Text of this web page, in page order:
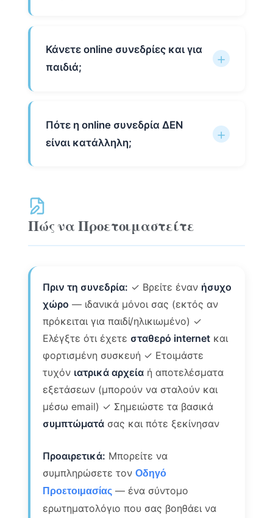
Κάνετε online συνεδρίες και για
παιδιά;
Πότε η online συνεδρία ΔΕΝ
είναι κατάλληλη;
Πώς να Προετοιμαστείτε
Πριν τη συνεδρία: ✓ Βρείτε έναν ήσυχο
χώρο — ιδανικά μόνοι σας (εκτός αν
πρόκειται για παιδί/ηλικιωμένο) ✓
Ελέγξτε ότι έχετε σταθερό internet και
φορτισμένη συσκευή ✓ Ετοιμάστε
τυχόν ιατρικά αρχεία ή αποτελέσματα
εξετάσεων (μπορούν να σταλούν και
μέσω email) ✓ Σημειώστε τα βασικά
συμπτώματά σας και πότε ξεκίνησαν
Προαιρετικά: Μπορείτε να
συμπληρώσετε τονΟδηγό
Προετοιμασίας — ένα σύντομο
ερωτηματολόγιο που σας βοηθάει να